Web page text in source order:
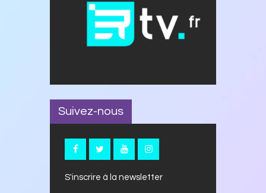
Suivez-nous
S'inscrire à la newsletter